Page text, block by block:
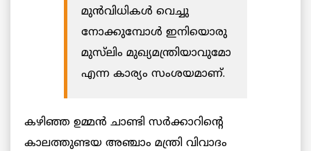
മുന്‍വിധികള്‍ വെച്ചു
നോക്കുമ്പോള്‍ ഇനിയൊരു
മുസ്‌ലിം മുഖ്യമന്ത്രിയാവുമോ
എന്ന കാര്യം സംശയമാണ്.
കഴിഞ്ഞ ഉമ്മന്‍ ചാണ്ടി സര്‍ക്കാറിന്റെ
കാലത്തുണ്ടയ അഞ്ചാം മന്ത്രി വിവാദം